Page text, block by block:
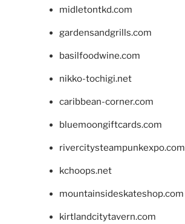
midletontkd.com
gardensandgrills.com
basilfoodwine.com
nikko-tochigi.net
caribbean-corner.com
bluemoongiftcards.com
rivercitysteampunkexpo.com
kchoops.net
mountainsideskateshop.com
kirtlandcitytavern.com